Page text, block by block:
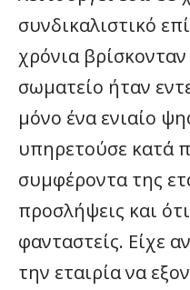
συνδικαλιστικό
χρόνια
σωματείο ήταν
μόνο ένα ενιαίο
υπηρετούσε κατά
συμφέροντα της
προσλήψεις και
φανταστείς. Είχε
την εταιρία να